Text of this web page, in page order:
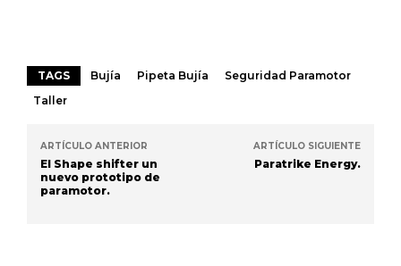
TAGS Bujía Pipeta Bujía
Seguridad Paramotor
Taller
ARTÍCULO ANTERIOR
El Shape shifter un
nuevo prototipo de
paramotor.
ARTÍCULO SIGUIENTE
Paratrike Energy.